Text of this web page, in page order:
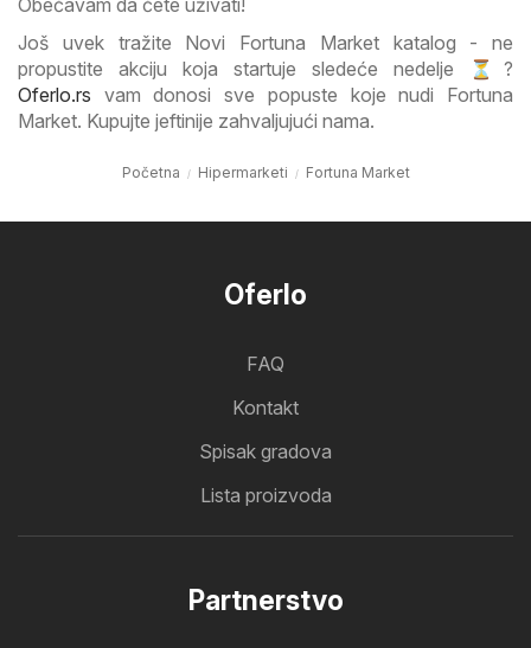
Obećavam da ćete uživati!
Još uvek tražite Novi Fortuna Market katalog - ne
propustite akciju koja startuje sledeće nedelje ⏳?
Oferlo.rs vam donosi sve popuste koje nudi Fortuna
Market. Kupujte jeftinije zahvaljujući nama.
Početna Hipermarketi Fortuna Market
Oferlo
FAQ
Kontakt
Spisak gradova
Lista proizvoda
Partnerstvo